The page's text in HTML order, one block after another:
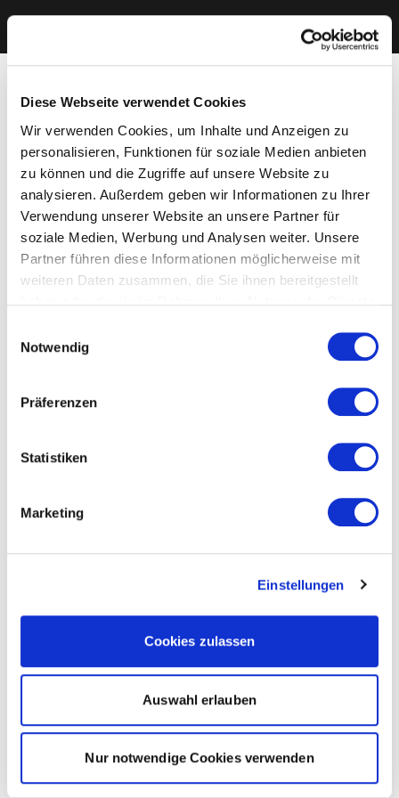
Diese Webseite verwendet Cookies
Wir verwenden Cookies, um Inhalte und Anzeigen zu
personalisieren, Funktionen für soziale Medien anbieten
zu können und die Zugriffe auf unsere Website zu
analysieren. Außerdem geben wir Informationen zu Ihrer
Verwendung unserer Website an unsere Partner für
soziale Medien, Werbung und Analysen weiter. Unsere
Partner führen diese Informationen möglicherweise mit
weiteren Daten zusammen, die Sie ihnen bereitgestellt
Cookies, wenn Sie unsere Webseite weiterhin nutzen.
Notwendig
Präferenzen
Statistiken
Marketing
Einstellungen
Cookies zulassen
Auswahl erlauben
Nur notwendige Cookies verwenden